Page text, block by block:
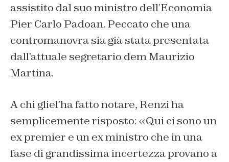
assistito dal suo ministro dell’Economia
Pier Carlo Padoan. Peccato che una
contromanovra sia già stata presentata
dall’attuale segretario dem Maurizio
Martina.
A chi gliel’ha fatto notare, Renzi ha
semplicemente risposto: «Qui ci sono un
ex premier e un ex ministro che in una
fase di grandissima incertezza provano a